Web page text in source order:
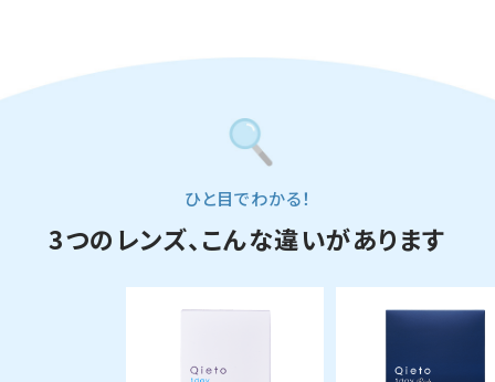
ひと目でわかる！
3つのレンズ、こんな違いがあります